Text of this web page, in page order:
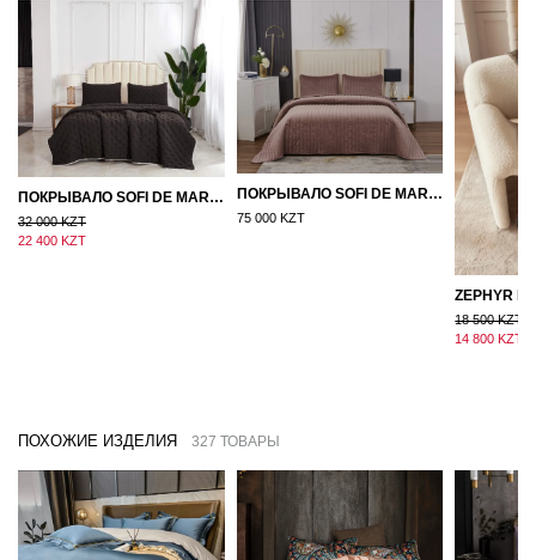
ПОКРЫВАЛО SOFI DE MARKO 160×220 БРОУДИ ЧЕРНО-БЕЖЕВОЕ
32 000 KZT
22 400 KZT
ПОКРЫВАЛО SOFI DE MARKO ВЕЛЮР 240×260 ФЕРДИНАНД (МОККО)
75 000 KZT
18 500 KZT
14 800 KZT
ПОХОЖИЕ ИЗДЕЛИЯ 327 ТОВАРЫ